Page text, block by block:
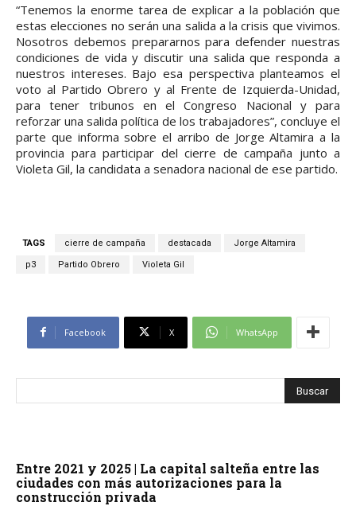
“Tenemos la enorme tarea de explicar a la población que
estas elecciones no serán una salida a la crisis que vivimos.
Nosotros debemos prepararnos para defender nuestras
condiciones de vida y discutir una salida que responda a
nuestros intereses. Bajo esa perspectiva planteamos el
voto al Partido Obrero y al Frente de Izquierda-Unidad,
para tener tribunos en el Congreso Nacional y para
reforzar una salida política de los trabajadores”, concluye el
parte que informa sobre el arribo de Jorge Altamira a la
provincia para participar del cierre de campaña junto a
Violeta Gil, la candidata a senadora nacional de ese partido.
TAGS cierre de campaña destacada Jorge Altamira
p3 Partido Obrero Violeta Gil
Facebook X WhatsApp
Entre 2021 y 2025 | La capital salteña entre las
ciudades con más autorizaciones para la
construcción privada